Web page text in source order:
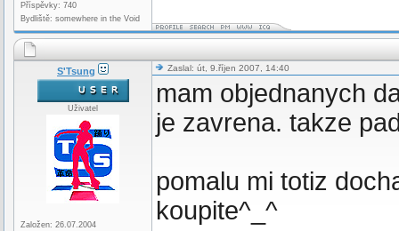
Příspěvky: 740
Bydliště: somewhere in the Void
S'Tsung
Uživatel
Založen: 26.07.2004
Zaslal: út, 9.říjen 2007, 14:40
mam objednanych
je zavrena. takze
pomalu mi totiz
koupite^_^